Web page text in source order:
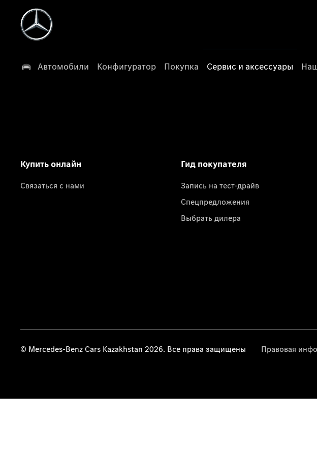
Автомобили Конфигуратор Покупка Сервис и аксессуары
Купить онлайн
Связаться с нами
Гид покупателя
Запись на тест-драйв
Спецпредложения
Выбрать дилера
© Mercedes-Benz Cars Kazakhstan 2026. Все права защищены Правовая